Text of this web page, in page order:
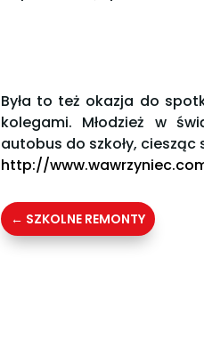
Była to też okazja do
kolegami. Młodzież w
autobus do szkoły,
http://
← SZKOLNE REMONTY